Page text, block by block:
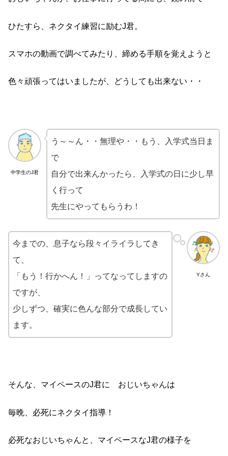
ひたすら、ネクタイ練習に励むJ君。
スマホの動画で調べてみたり、締める手順を覚えようと
色々頑張ってはいましたが、どうしても出来ない・・
中学生のJ君
う～～ん・・無理や・・もう、入学式当日ま
で
自分で出来んかったら、入学式の日に少し早
く行って
先生にやってもらうわ！
Yさん
今までの、息子なら段々イライラしてき
て、
「もう！行かへん！」ってなってしますの
ですが、
少しずつ、確実に色んな部分で成長してい
ます。
そんな、マイペースのJ君に おじいちゃんは
毎晩、必死にネクタイ指導！
必死なおじいちゃんと、マイペースなJ君の様子を